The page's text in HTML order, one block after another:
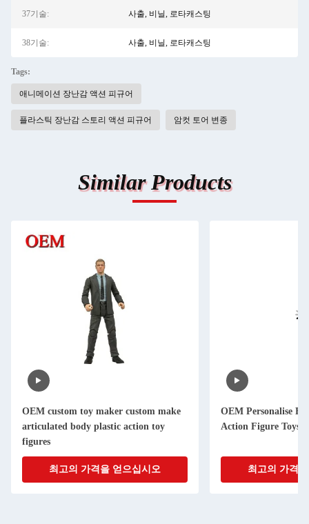
37기술: 사출, 비닐, 로타캐스팅
38기술: 사출, 비닐, 로타캐스팅
Tags:
애니메이션 장난감 액션 피규어
플라스틱 장난감 스토리 액션 피규어 암컷 토어 변종
Similar Products
OEM custom toy maker custom make
articulated body plastic action toy
figures
최고의 가격을 얻으십시오
OEM Personalise
Action Figure Toys
최고의 가격